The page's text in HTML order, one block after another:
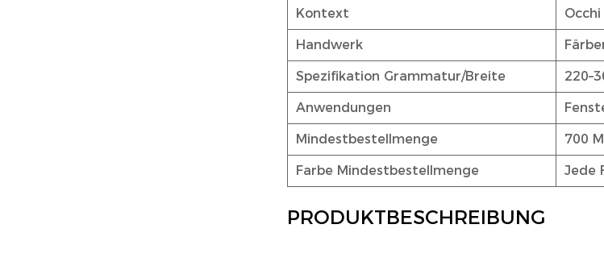
Kontext Occhi
Handwerk
Spezifikation Grammatur/Breite
Anwendungen
Mindestbestellmenge 700
Farbe Mindestbestellmenge Jede
PRODUKTBESCHREIBUNG